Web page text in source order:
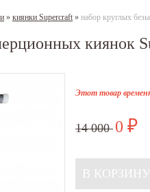
» киянки Supercraft » набор круглых
киянок
Этот товар
14 000 0 ₽